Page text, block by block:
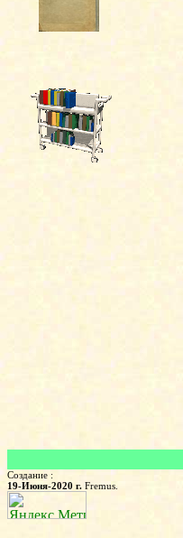
Создание :
19-Июня-2020 г. Fremus.